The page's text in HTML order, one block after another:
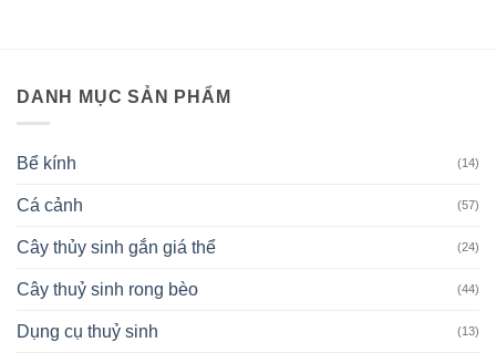
DANH MỤC SẢN PHẨM
Bể kính (14)
Cá cảnh (57)
Cây thủy sinh gắn giá thể (24)
Cây thuỷ sinh rong bèo (44)
Dụng cụ thuỷ sinh (13)